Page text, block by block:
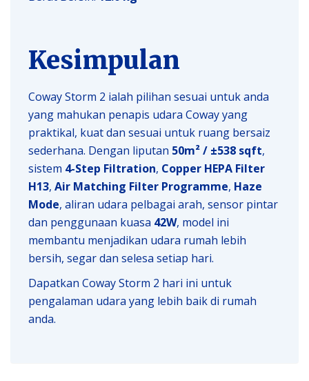
Kesimpulan
Coway Storm 2 ialah pilihan sesuai untuk anda
yang mahukan penapis udara Coway yang
praktikal, kuat dan sesuai untuk ruang bersaiz
sederhana. Dengan liputan 50m² / ±538 sqft,
sistem 4-Step Filtration, Copper HEPA Filter
H13, Air Matching Filter Programme, Haze
Mode, aliran udara pelbagai arah, sensor pintar
dan penggunaan kuasa 42W, model ini
membantu menjadikan udara rumah lebih
bersih, segar dan selesa setiap hari.
Dapatkan Coway Storm 2 hari ini untuk
pengalaman udara yang lebih baik di rumah
anda.